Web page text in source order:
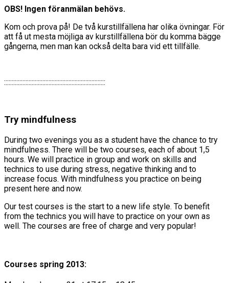
OBS! Ingen föranmälan behövs.
Kom och prova på! De två kurstillfällena har olika övningar. För
att få ut mesta möjliga av kurstillfällena bör du komma bägge
gångerna, men man kan också delta bara vid ett tillfälle.
::::::::::::::::::::::::::::::::::::::::::::::::::::::::::::::::::
Try mindfulness
During two evenings you as a student have the chance to try
mindfulness. There will be two courses, each of about 1,5
hours. We will practice in group and work on skills and
technics to use during stress, negative thinking and to
increase focus. With mindfulness you practice on being
present here and now.
Our test courses is the start to a new life style. To benefit
from the technics you will have to practice on your own as
well. The courses are free of charge and very popular!
Courses spring 2013: